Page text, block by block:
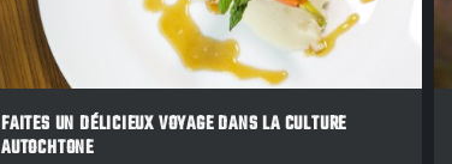
FAITES UN DÉLICIEUX VOYAGE DANS LA CULTURE
AUTOCHTONE